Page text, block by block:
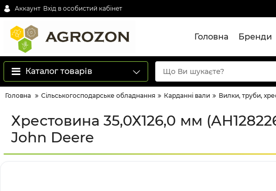
Аккаунт Вхід в особистий кабінет
Головна Бренди
Каталог товарів
Головна Сільськогосподарське обладнання Карданні вали Вилки, труби,
Хрестовина 35,0Х126,0 мм
John Deere